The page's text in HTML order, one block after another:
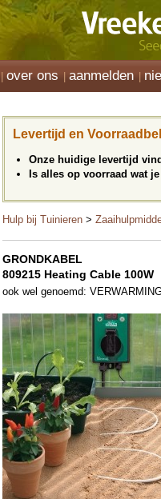
over ons aanmelden
Levertijd en
Onze huidige levertijd
Is alles op voorraad wat
Hulp bij Tuinieren >
GRONDKABEL
809215 Heating Cable 100W
ook wel genoemd: